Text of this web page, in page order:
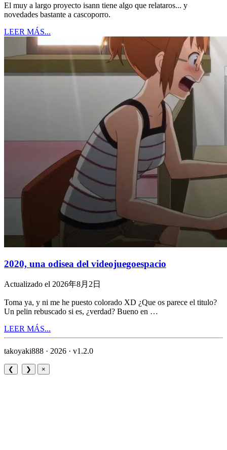
El muy a largo proyecto isann tiene algo que relataros... y
novedades bastante a cascoporro.
LEER MÁS...
2020, una odisea del videojuegoespacio
Actualizado el 2026年8月2日
Toma ya, y ni me he puesto colorado XD ¿Que os parece el titulo?
Un pelin rebuscado si es, ¿verdad? Bueno en …
LEER MÁS...
takoyaki888 · 2026 · v1.2.0
❮ ❯ ×